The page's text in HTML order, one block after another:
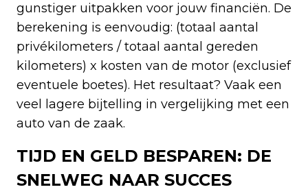
gunstiger uitpakken voor jouw financiën. De
berekening is eenvoudig: (totaal aantal
privékilometers / totaal aantal gereden
kilometers) x kosten van de motor (exclusief
eventuele boetes). Het resultaat? Vaak een
veel lagere bijtelling in vergelijking met een
auto van de zaak.
TIJD EN GELD BESPAREN: DE
SNELWEG NAAR SUCCES